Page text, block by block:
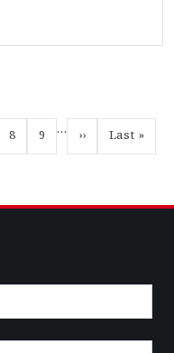
Page
8 Page
9 … Next page
›› Last page
Last »